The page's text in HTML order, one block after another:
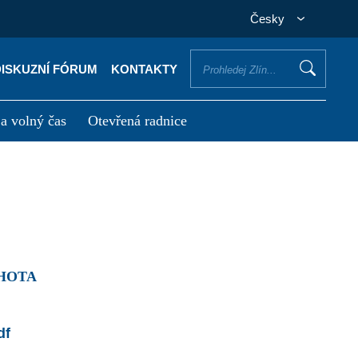
Česky
FÓRUM KONTAKTY
volný čas Otevřená radnice